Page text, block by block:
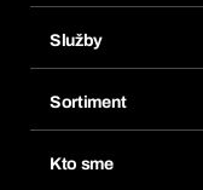
Obľúbené
Opakované objednávky
Predplatné
Služby
Chemická databáza
Sortiment
Kto sme